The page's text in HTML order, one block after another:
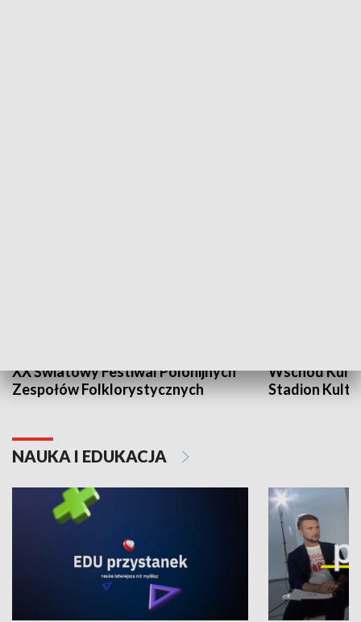
XX Światowy Festiwal Polonijnych
Zespołów Folklorystycznych
Wschód
Stadion
NAUKA I EDUKACJA